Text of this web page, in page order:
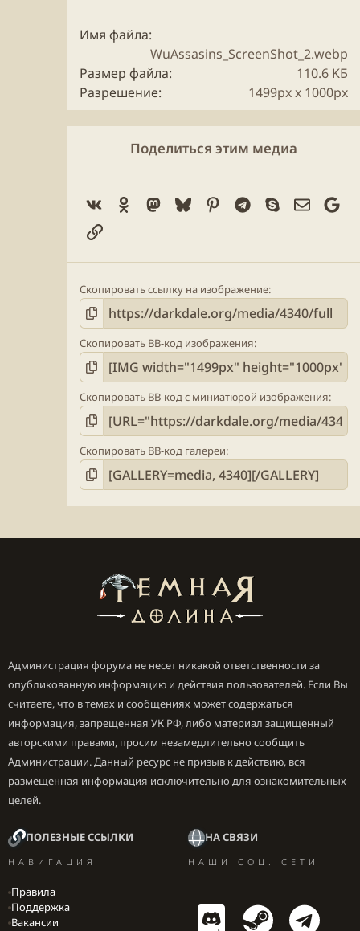
Имя файла
WuAssasins_ScreenShot_2.webp
Размер файла
110.6 KБ
Разрешение
1499px x 1000px
Поделиться этим медиа
Vk Ok Mastodon
BlueskyPinterest
Telegram
Skype
Ссылка
Скопировать ссылку на изображение
Скопировать BB-код изображения
Скопировать BB-код с миниатюрой изображения
Скопировать BB-код галереи
Администрация форума не несет никакой ответственности за
опубликованную информацию и действия пользователей. Если Вы
считаете, что в темах и сообщениях может содержаться
информация, запрещенная УК РФ, либо материал защищенный
авторскими правами, просим незамедлительно сообщить
Администрации. Данный ресурс не призыв к действию, вся
размещенная информация исключительно для ознакомительных
целей.
ПОЛЕЗНЫЕ ССЫЛКИ
НАВИГАЦИЯ
Правила
Поддержка
Вакансии
НА СВЯЗИ
НАШИ СОЦ. СЕТИ